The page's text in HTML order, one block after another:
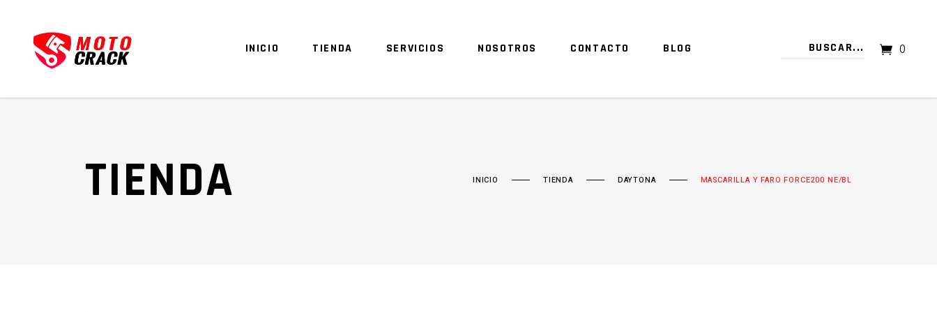
INICIO TIENDA SERVICIOS NOSOTROS CONTACTO BLOG 0
TU CARRITO ESTÁ VACÍO.
TIENDA INICIO TIENDA DAYTONA MASCARILLA Y FARO FORCE200 NE/BL